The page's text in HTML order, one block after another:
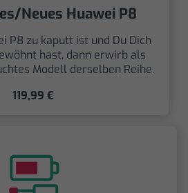
Neues Huawei P8
P8 zu kaputt ist und Du Dich
hast, dann erwirb als
Modell derselben Reihe.
119,99 €